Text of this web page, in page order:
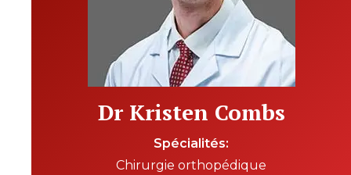
Dr Kristen Combs
Spécialités
Chirurgie orthopédique